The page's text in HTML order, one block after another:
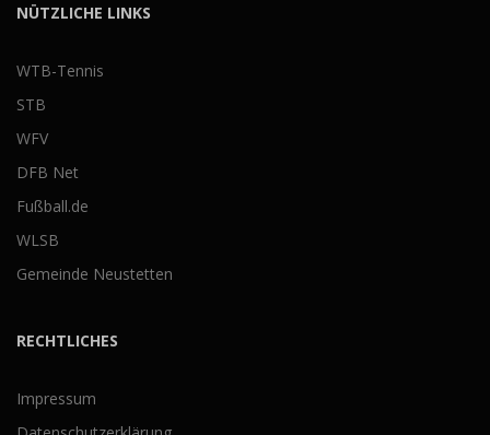
NÜTZLICHE LINKS
WTB-Tennis
STB
WFV
DFB Net
Fußball.de
WLSB
Gemeinde Neustetten
RECHTLICHES
Impressum